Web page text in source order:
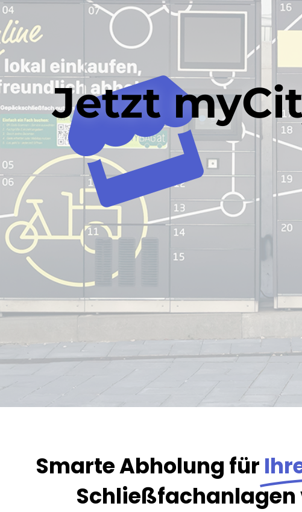
Jetzt
Smarte Abholung für